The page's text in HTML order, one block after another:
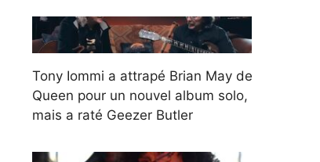
Tony Iommi a attrapé Brian May de
Queen pour un nouvel album solo,
mais a raté Geezer Butler